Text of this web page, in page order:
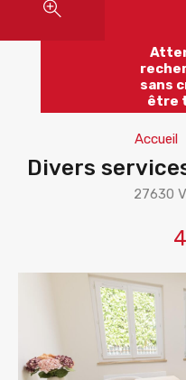
sans
être
Accueil
Divers
27630